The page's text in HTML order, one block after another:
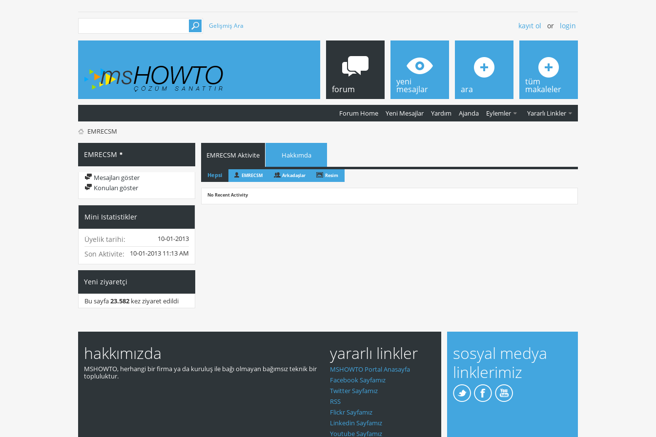
Gelişmiş Ara kayıt ol or login
forum
Forum Home Yeni Mesajlar Yardım Ajanda Eylemler Yararlı Linkler
yeni
mesajlar ara
tüm
makaleler
EMRECSM
EMRECSM
Mesajları göster
Konuları göster
Mini Istatistikler
Üyelik tarihi 10-01-2013
Son Aktivite 10-01-2013 11:13 AM
Yeni ziyaretçi
Bu sayfa23.582 kez ziyaret edildi
EMRECSM Aktivite Hakkımda
Hepsi EMRECSM Arkadaşlar Resim
No Recent Activity
hakkımızda
MSHOWTO, herhangi bir firma ya da kuruluş ile bağı olmayan bağımsız teknik bir
topluluktur.
yararlı linkler
MSHOWTO Portal Anasayfa
Facebook Sayfamız
Twitter Sayfamız
RSS
Flickr Sayfamız
Linkedin Sayfamız
Youtube Sayfamız
sosyal medya
linklerimiz